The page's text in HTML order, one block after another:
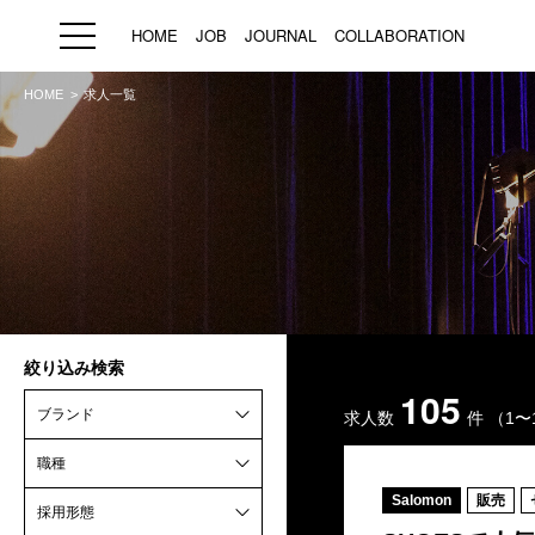
HOME JOB JOURNAL COLLABORATION
HOME JOB
求人検索
新着求人
ブランド一覧
プライバシーポリシー
HOME 求人一覧
絞り込み検索
ブランド
職種
採用形態
求人数 105 件 （1
Salomon 販売